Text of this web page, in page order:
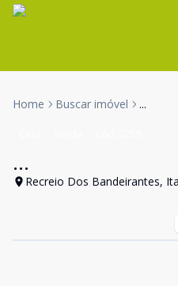
Home Buscar imóvel ...
...
Recreio Dos Bandeirantes,